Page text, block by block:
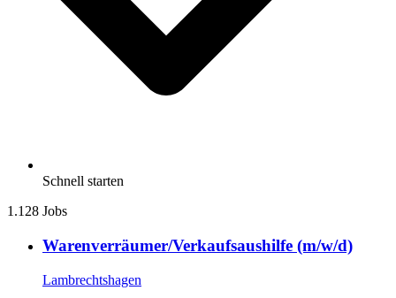
Schnell starten
1.128 Jobs
Warenverräumer/Verkaufsaushilfe (m/w/d)
Lambrechtshagen